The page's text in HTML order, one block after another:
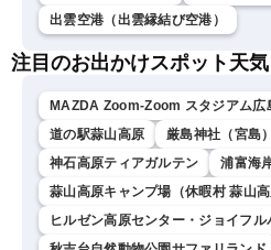
出雲空港（出雲縁結び空港）
注目のお出かけスポット天気
MAZDA Zoom-Zoom スタジアム広
道の駅蒜山高原
厳島神社（宮島）
神石高原ティアガルテン
浦富海
蒜山高原キャンプ場（休暇村 蒜山高
ヒルゼン高原センター・ジョイフル